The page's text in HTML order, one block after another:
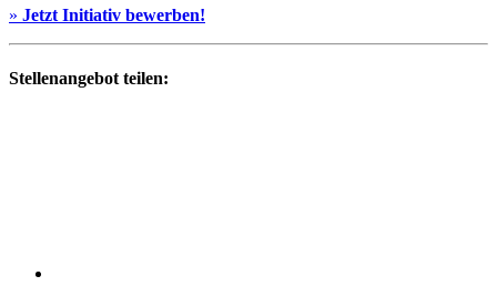
» Jetzt Initiativ bewerben!
Stellenangebot teilen: